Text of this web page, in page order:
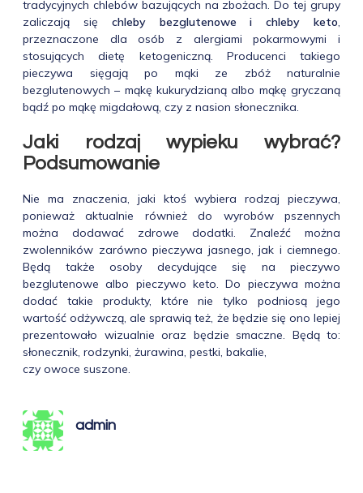
tradycyjnych chlebów bazujących na zbożach. Do tej grupy
zaliczają się chleby bezglutenowe i chleby keto,
przeznaczone dla osób z alergiami pokarmowymi i
stosujących dietę ketogeniczną. Producenci takiego
pieczywa sięgają po mąki ze zbóż naturalnie
bezglutenowych – mąkę kukurydzianą albo mąkę gryczaną
bądź po mąkę migdałową, czy z nasion słonecznika.
Jaki rodzaj wypieku wybrać?
Podsumowanie
Nie ma znaczenia, jaki ktoś wybiera rodzaj pieczywa,
ponieważ aktualnie również do wyrobów pszennych
można dodawać zdrowe dodatki. Znaleźć można
zwolenników zarówno pieczywa jasnego, jak i ciemnego.
Będą także osoby decydujące się na pieczywo
bezglutenowe albo pieczywo keto. Do pieczywa można
dodać takie produkty, które nie tylko podniosą jego
wartość odżywczą, ale sprawią też, że będzie się ono lepiej
prezentowało wizualnie oraz będzie smaczne. Będą to:
słonecznik, rodzynki, żurawina, pestki, bakalie,
czy owoce suszone.
admin